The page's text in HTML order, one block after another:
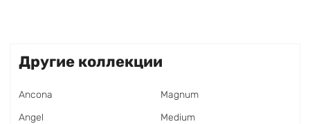
Другие коллекции
Ancona
Angel
Magnum
Medium